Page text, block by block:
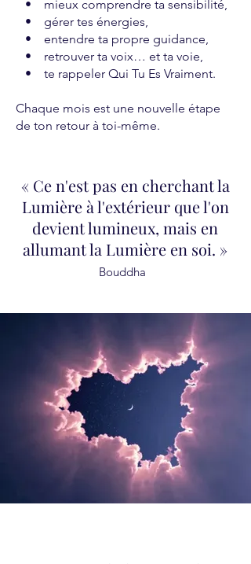
• mieux comprendre ta sensibilité,
• gérer tes énergies,
• entendre ta propre guidance,
• retrouver ta voix… et ta voie,
• te rappeler Qui Tu Es Vraiment.
Chaque mois est une nouvelle étape
de ton retour à toi-même.
« Ce n'est pas en cherchant la
Lumière à l'extérieur que l'on
devient lumineux, mais en
allumant la Lumière en soi. »
Bouddha